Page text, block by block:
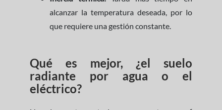
alcanzar la temperatura deseada, por lo
que requiere una gestión constante.
Qué es mejor, ¿el suelo
radiante por agua o el
eléctrico?